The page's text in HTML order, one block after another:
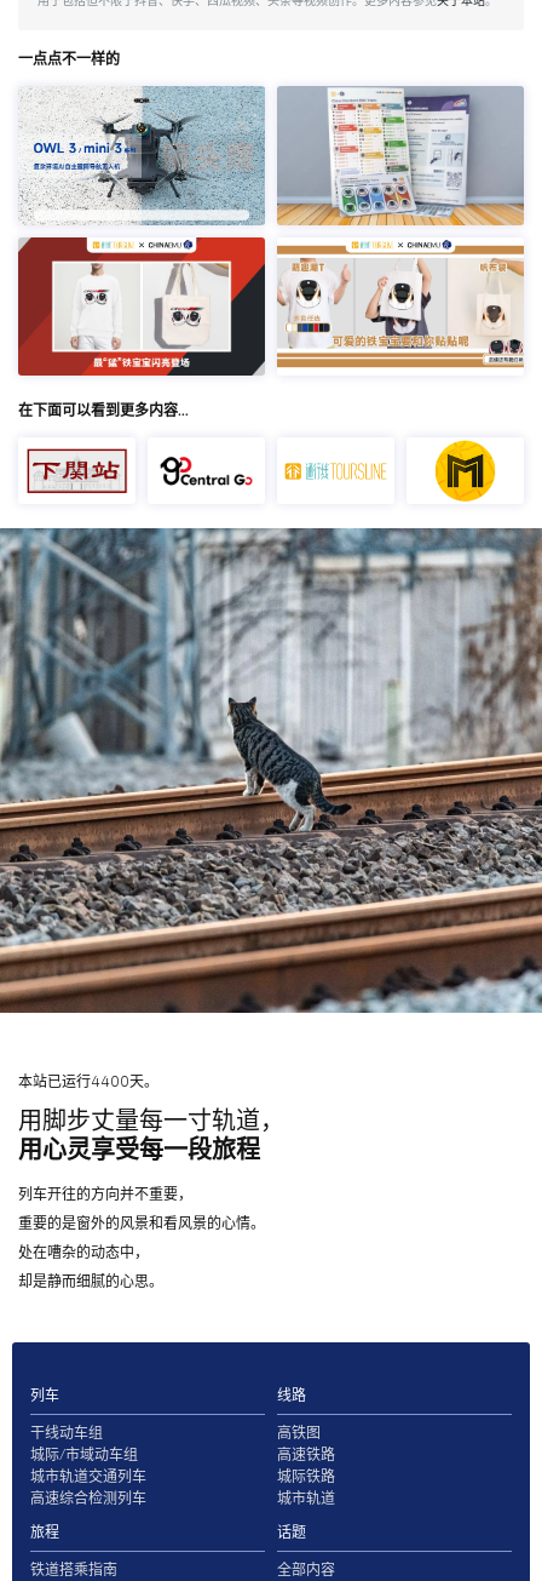
一点点不一样的
在下面可以看到更多内容…
本站已运行4400天。
用脚步丈量每一寸轨道，
用心灵享受每一段旅程
列车开往的方向并不重要，
重要的是窗外的风景和看风景的心情。
处在嘈杂的动态中，
却是静而细腻的心思。
列车
干线动车组
城际/市域动车组
城市轨道交通列车
高速综合检测列车
线路
高铁图
高速铁路
城际铁路
城市轨道
旅程
铁道搭乘指南
话题
全部内容